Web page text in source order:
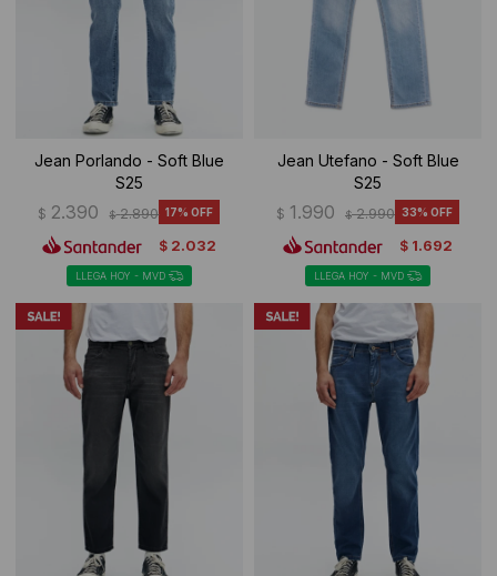
Jean Porlando - Soft Blue
S25
$ 2.390 $ 2.890 17
$ 2.032
LLEGA HOY - MVD
Jean Utefano - Soft Blue
S25
$ 1.990 $ 2.990 33
$ 1.692
LLEGA HOY - MVD